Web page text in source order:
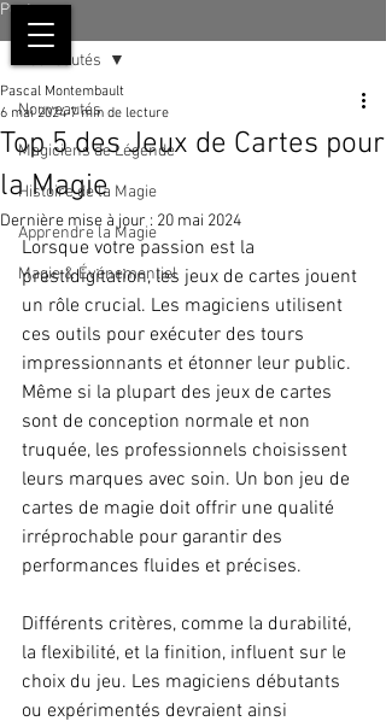
Post
Nouveautés
Magiciens de Légende
Histoire de la Magie
Apprendre la Magie
Magie & Événementiel
Nouveautés
Top 5 des Jeux de Cartes pour
la Magie
Pascal Montembault
6 mai 2024 7 min de lecture
Dernière mise à jour : 20 mai 2024
Lorsque votre passion est la
prestidigitation, les jeux de cartes jouent
un rôle crucial. Les magiciens utilisent
ces outils pour exécuter des tours
impressionnants et étonner leur public.
Même si la plupart des jeux de cartes
sont de conception normale et non
truquée, les professionnels choisissent
leurs marques avec soin. Un bon jeu de
cartes de magie doit offrir une qualité
irréprochable pour garantir des
performances fluides et précises.
Différents critères, comme la durabilité,
la flexibilité, et la finition, influent sur le
choix du jeu. Les magiciens débutants
ou expérimentés devraient ainsi